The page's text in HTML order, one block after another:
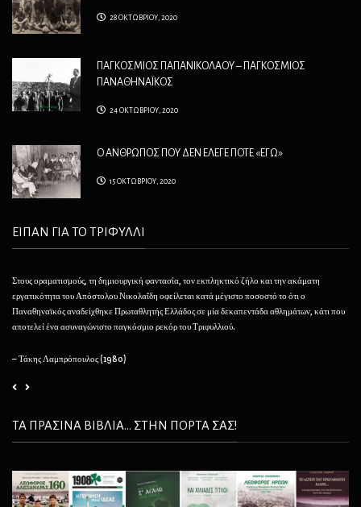
28 ΟΚΤΩΒΡΙΟΥ, 2020
ΠΑΓΚΟΣΜΙΟΣ ΠΑΠΑΝΙΚΟΛΑΟΥ – ΠΑΓΚΟΣΜΙΟΣ
ΠΑΝΑΘΗΝΑΪΚΟΣ
24 ΟΚΤΩΒΡΙΟΥ, 2020
Ο ΑΝΘΡΩΠΟΣ ΠΟΥ ΔΕΝ ΕΛΕΓΕ ΠΟΤΕ «ΕΓΩ»
15 ΟΚΤΩΒΡΙΟΥ, 2020
ΕΙΠΑΝ ΓΙΑ ΤΟ ΤΡΙΦΥΛΛΙ
Στους οραματισμούς, τη δημιουργική φαντασία, τον εκπληκτικό ζήλο και την ακάματη
εργατικότητα του Απόστολου Νικολαΐδη οφείλεται κατά μέγιστο ποσοστό το ότι ο
Παναθηναϊκός αναδείχθηκε Πρωταθλητής Ελλάδος σε μία δεκαπεντάδα αθλημάτων, κάτι που
αποτελεί ένα ασυναγώνιστο παγκόσμιο ρεκόρ του Τριφυλλιού.
– Τάκης Λαμπρόπουλος (1980)
ΤΑ ΠΡΑΣΙΝΑ ΒΙΒΛΙΑ... ΣΤΗΝ ΠΟΡΤΑ ΣΑΣ!